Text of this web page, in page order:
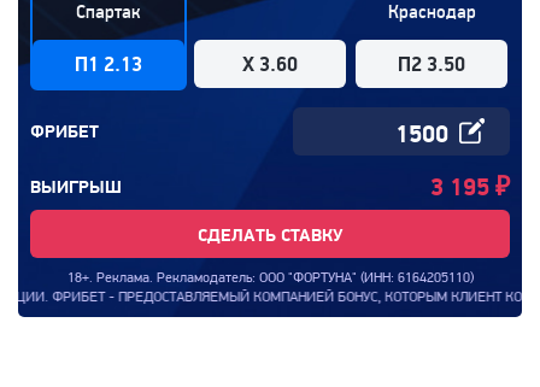
Спартак
П1 2.13 X 3.60
Краснодар
П2 3.50
ФРИБЕТ
ВЫИГРЫШ 3 195 ₽
СДЕЛАТЬ СТАВКУ
18+. Реклама. Рекламодатель: ООО "ФОРТУНА" (ИНН: 6164205110)
- ПРЕДОСТАВЛЯЕМЫЙ КОМПАНИЕЙ БОНУС, КОТОРЫМ КЛИЕНТ КОМПАНИИ